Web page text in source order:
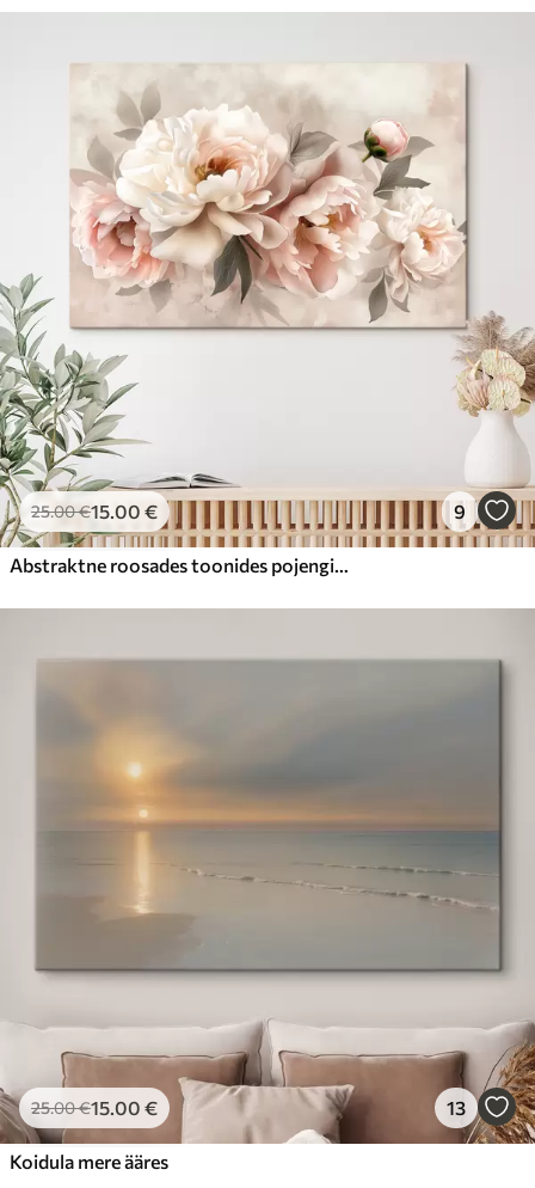
25.00€15.00 € 9
Abstraktne roosades toonides pojengide kimp
25.00€15.00 € 13
Koidula mere ääres